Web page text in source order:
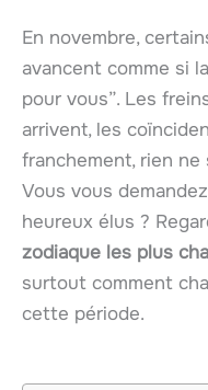
En novembre,
avancent comme si
pour vous”. Les
arrivent, les
franchement, rien
Vous vous
heureux élus ?
zodiaque les plus
surtout comment
cette période.